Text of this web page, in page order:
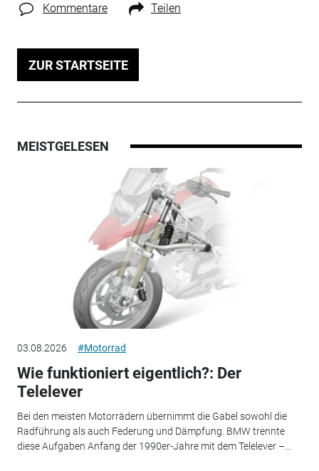
Kommentare Teilen
ZUR STARTSEITE
MEISTGELESEN
03.08.2026 #Motorrad
Wie funktioniert eigentlich?: Der
Telelever
Bei den meisten Motorrädern übernimmt die Gabel sowohl die
Radführung als auch Federung und Dämpfung. BMW trennte
diese Aufgaben Anfang der 1990er-Jahre mit dem Telelever –...